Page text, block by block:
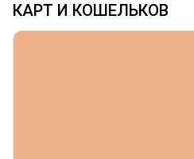
КАРТ И КОШЕЛЬКОВ